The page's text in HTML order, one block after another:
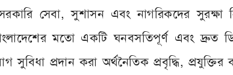
সেবা, সুশাসন এবং নাগরিকদের সুরক্ষা
মতো একটি ঘনবসতিপূর্ণ এবং দ্রুত
সুবিধা প্রদান করা অর্থনৈতিক প্রবৃদ্ধি, প্রযুক্তির